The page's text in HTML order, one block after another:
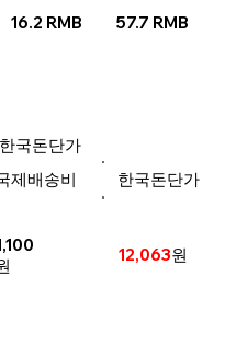
16.2 RMB 57.7 RMB
국돈단가
제배송비 한국돈단가
12,063원